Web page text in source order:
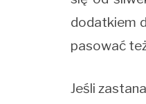
dodatkiem
pasować
Jeśli